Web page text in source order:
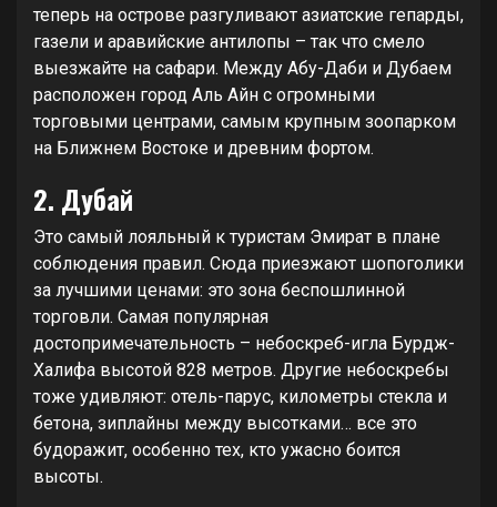
теперь на острове разгуливают азиатские гепарды,
газели и аравийские антилопы – так что смело
выезжайте на сафари. Между Абу-Даби и Дубаем
расположен город Аль Айн с огромными
торговыми центрами, самым крупным зоопарком
на Ближнем Востоке и древним фортом.
2. Дубай
Это самый лояльный к туристам Эмират в плане
соблюдения правил. Сюда приезжают шопоголики
за лучшими ценами: это зона беспошлинной
торговли. Самая популярная
достопримечательность – небоскреб-игла Бурдж-
Халифа высотой 828 метров. Другие небоскребы
тоже удивляют: отель-парус, километры стекла и
бетона, зиплайны между высотками… все это
будоражит, особенно тех, кто ужасно боится
высоты.